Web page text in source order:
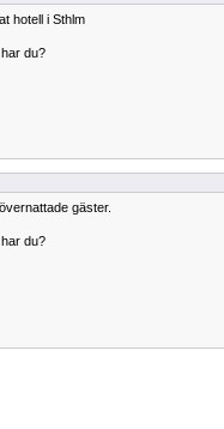
hotell i Sthlm
du?
gäster.
du?